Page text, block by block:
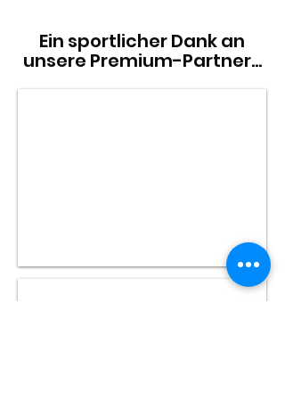
Ein sportlicher Dank an
unsere Premium-Partner...